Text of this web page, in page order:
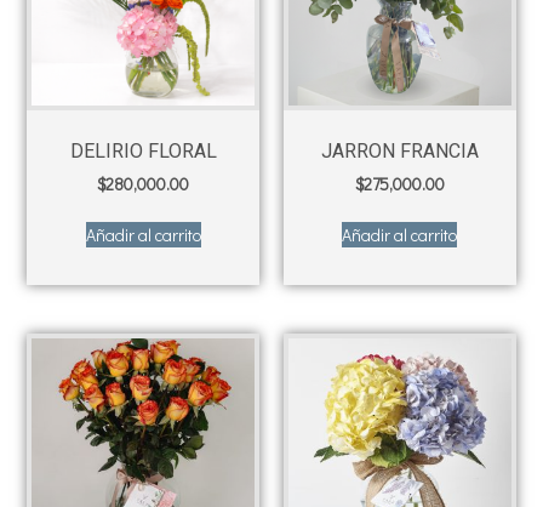
DELIRIO FLORAL
$280,000.00
Añadir al carrito
JARRON FRANCIA
$275,000.00
Añadir al carrito